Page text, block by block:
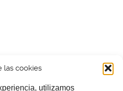
las cookies
utilizamos